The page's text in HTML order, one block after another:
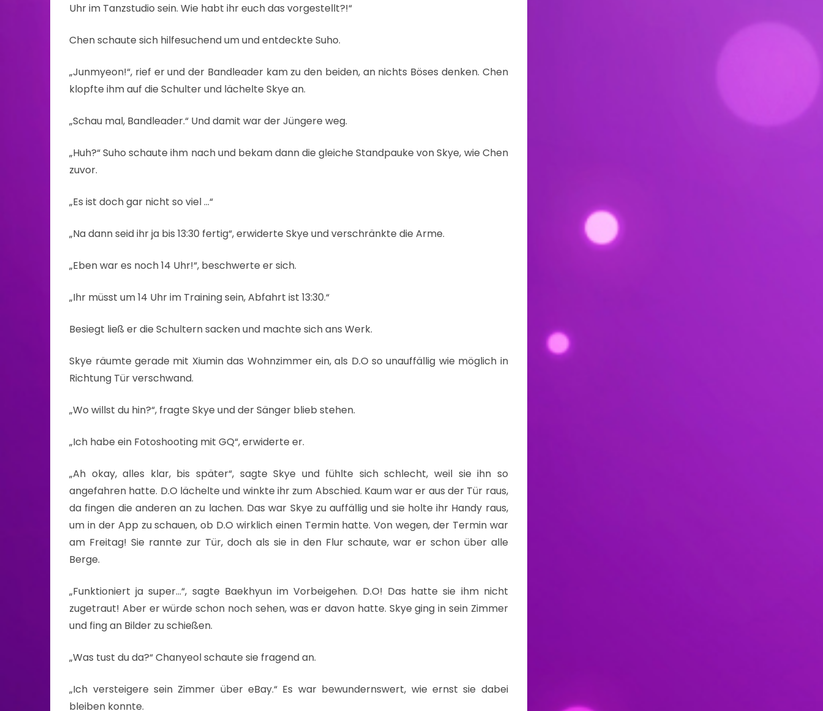
Uhr im Tanzstudio sein. Wie habt ihr euch das vorgestellt?!“
Chen schaute sich hilfesuchend um und entdeckte Suho.
„Junmyeon!“, rief er und der Bandleader kam zu den beiden, an nichts Böses denken. Chen
klopfte ihm auf die Schulter und lächelte Skye an.
„Schau mal, Bandleader.“ Und damit war der Jüngere weg.
„Huh?“ Suho schaute ihm nach und bekam dann die gleiche Standpauke von Skye, wie Chen
zuvor.
„Es ist doch gar nicht so viel …“
„Na dann seid ihr ja bis 13:30 fertig“, erwiderte Skye und verschränkte die Arme.
„Eben war es noch 14 Uhr!“, beschwerte er sich.
„Ihr müsst um 14 Uhr im Training sein, Abfahrt ist 13:30.“
Besiegt ließ er die Schultern sacken und machte sich ans Werk.
Skye räumte gerade mit Xiumin das Wohnzimmer ein, als D.O so unauffällig wie möglich in
Richtung Tür verschwand.
„Wo willst du hin?“, fragte Skye und der Sänger blieb stehen.
„Ich habe ein Fotoshooting mit GQ“, erwiderte er.
„Ah okay, alles klar, bis später“, sagte Skye und fühlte sich schlecht, weil sie ihn so
angefahren hatte. D.O lächelte und winkte ihr zum Abschied. Kaum war er aus der Tür raus,
da fingen die anderen an zu lachen. Das war Skye zu auffällig und sie holte ihr Handy raus,
um in der App zu schauen, ob D.O wirklich einen Termin hatte. Von wegen, der Termin war
am Freitag! Sie rannte zur Tür, doch als sie in den Flur schaute, war er schon über alle
Berge.
„Funktioniert ja super…“, sagte Baekhyun im Vorbeigehen. D.O! Das hatte sie ihm nicht
zugetraut! Aber er würde schon noch sehen, was er davon hatte. Skye ging in sein Zimmer
und fing an Bilder zu schießen.
„Was tust du da?“ Chanyeol schaute sie fragend an.
„Ich versteigere sein Zimmer über eBay.“ Es war bewundernswert, wie ernst sie dabei
bleiben konnte.